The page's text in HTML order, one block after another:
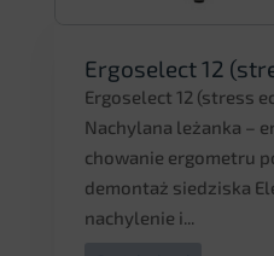
Ergoselect 12
Ergoselect 12 (stress
Nachylana leżanka –
chowanie ergometru
demontaż siedziska
nachylenie i...